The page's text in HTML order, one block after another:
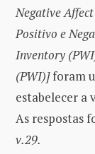
Negative
Positivo e
Inventory
(PWI)]foram
estabelecer a
As respostas
v.29.